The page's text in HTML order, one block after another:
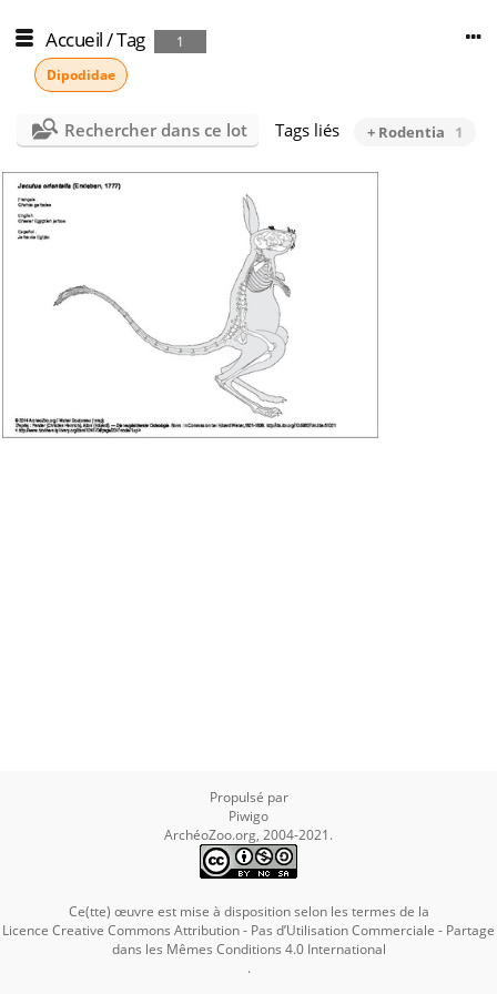
Accueil/Tag
1
Dipodidae
Rechercher dans ce lot Tags liés + Rodentia 1
Propulsé par
Piwigo
ArchéoZoo.org, 2004-2021.
Ce(tte) œuvre est mise à disposition selon les termes de la
Licence Creative Commons Attribution - Pas d’Utilisation Commerciale - Partage
dans les Mêmes Conditions 4.0 International
.